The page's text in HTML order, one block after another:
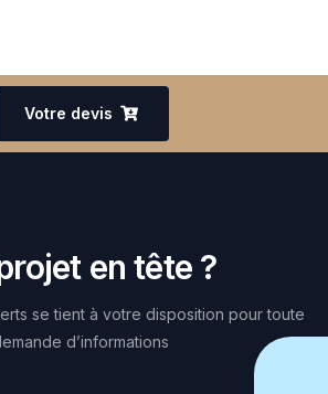
Votre devis
en tête ?
se tient à votre disposition pour toute
d’informations